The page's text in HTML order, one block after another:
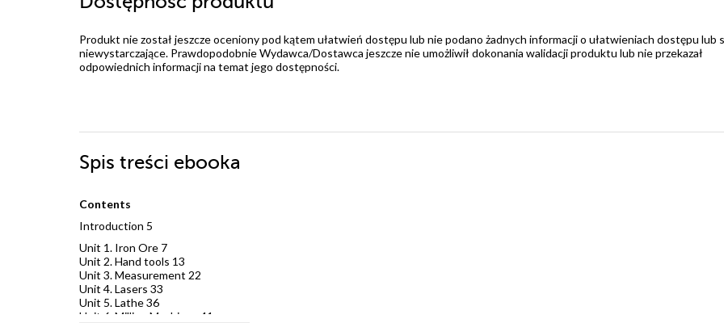
Produkt nie został jeszcze oceniony pod kątem ułatwień dostępu lub nie podano żadnych informacji o ułatwieniach dostępu lub
niewystarczające. Prawdopodobnie Wydawca/Dostawca jeszcze nie umożliwił dokonania walidacji produktu lub nie przekazał
odpowiednich informacji na temat jego dostępności.
Spis treści ebooka
Contents
Introduction 5
Unit 1. Iron Ore 7
Unit 2. Hand tools 13
Unit 3. Measurement 22
Unit 4. Lasers 33
Unit 5. Lathe 36
Unit 6. Milling Machines 41